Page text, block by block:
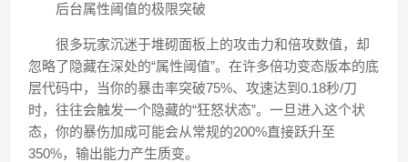
️后台属性阈值的极限突破
很多玩家沉迷于堆砌面板上的攻击力和倍攻数值，却
忽略了隐藏在深处的“属性阈值”。在许多倍功变态版本的底
层代码中，当你的暴击率突破75%、攻速达到0.18秒/刀
时，往往会触发一个隐藏的“狂怒状态”。一旦进入这个状
态，你的暴伤加成可能会从常规的200%直接跃升至
350%，输出能力产生质变。